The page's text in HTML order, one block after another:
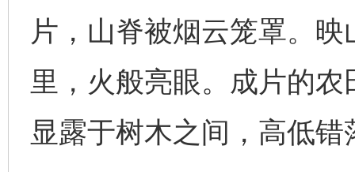
片，山脊被烟云笼罩。
里，火般亮眼。成片的
显露于树木之间，高低错